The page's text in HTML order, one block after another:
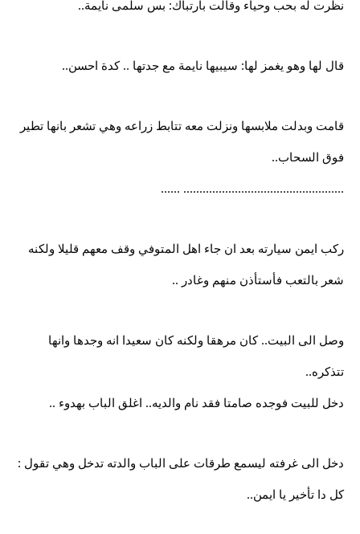
نظرت له بحب وحياء وقالت بارتباك: بس سلمى نايمة..
قال لها وهو يغمز لها: سيبيها نايمة مع جدتها .. كدة احسن..
قامت وبدلت ملابسها ونزلت معه تتابط زراعه وهي تشعر بانها تطير
فوق السحاب..
.................................................. ......
ركب ايمن سيارته بعد ان جاء اهل المتوفي وقف معهم قليلا ولكنه
شعر بالتعب فأستأذن منهم وغادر ..
وصل الى البيت.. كان مرهقا ولكنه كان سعيدا انه وجدها وانها
تتذكره..
دخل للبيت فوجده صامتا فقد نام والديه.. اغلق الباب بهدوء ..
دخل الى غرفته ليسمع طرقات على الباب والدته تدخل وهي تقول :
كل دا تأخير يا ايمن..